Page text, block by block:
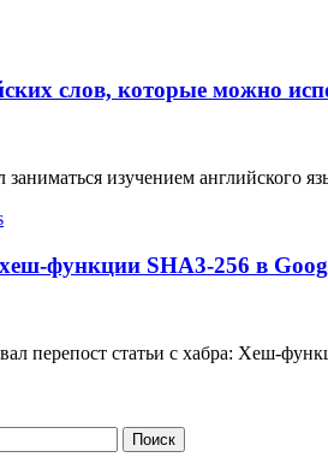
слов, которые можно
заниматься изучением английского
функции SHA3-256 в
перепост статьи с хабра: Хеш-